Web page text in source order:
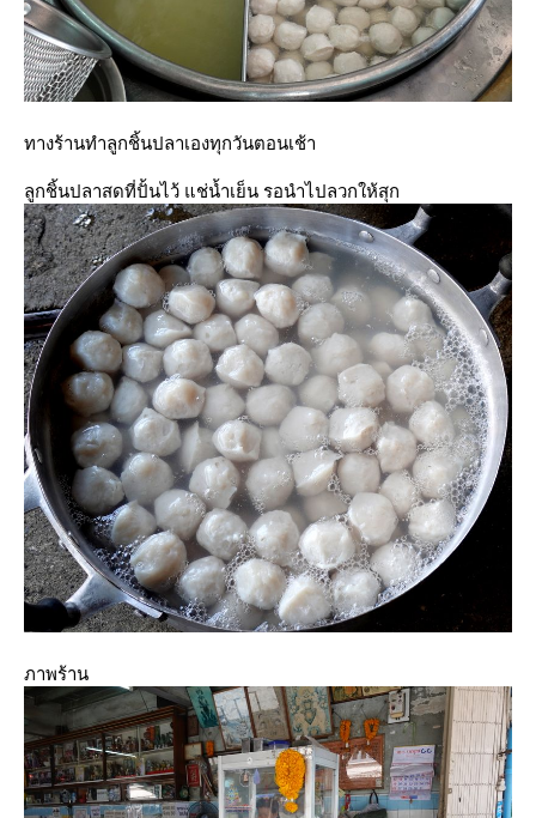
ทางร้านทำลูกชิ้นปลาเองทุกวันตอนเช้า
ลูกชิ้นปลาสดที่ปั้นไว้ แช่น้ำเย็น รอนำไปลวกให้สุก
ภาพร้าน